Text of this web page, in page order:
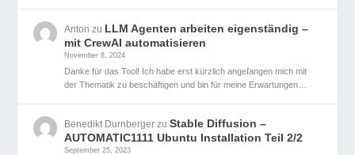
Anton zu LLM Agenten arbeiten eigenständig –
mit CrewAI automatisieren
November 8, 2024
Danke für das Tool! Ich habe erst kürzlich angefangen mich mit
der Thematik zu beschäftigen und bin für meine Erwartungen…
Benedikt Durnberger zuStable Diffusion –
AUTOMATIC1111 Ubuntu Installation Teil 2/2
September 25, 2023